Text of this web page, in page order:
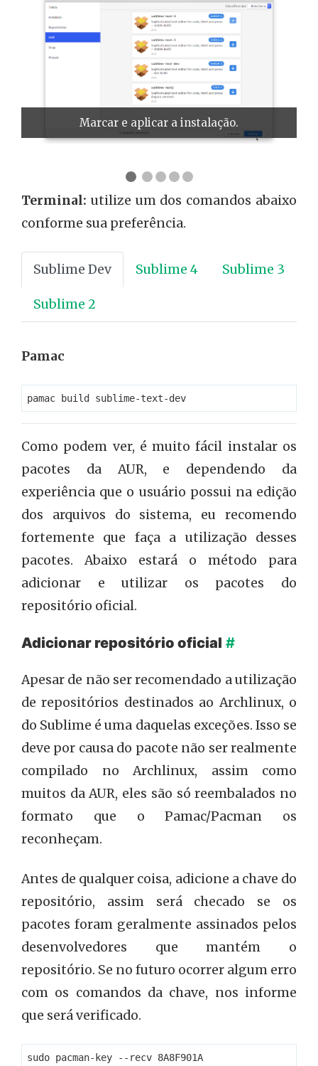
Marcar e aplicar a instalação.
Terminal: utilize um dos comandos abaixo
conforme sua preferência.
Sublime Dev Sublime 4 Sublime 3
Sublime 2
Pamac
Como podem ver, é muito fácil instalar os
pacotes da AUR, e dependendo da
experiência que o usuário possui na edição
dos arquivos do sistema, eu recomendo
fortemente que faça a utilização desses
pacotes. Abaixo estará o método para
adicionar e utilizar os pacotes do
repositório oficial.
Adicionar repositório oficial #
Apesar de não ser recomendado a utilização
de repositórios destinados ao Archlinux, o
do Sublime é uma daquelas exceções. Isso se
deve por causa do pacote não ser realmente
compilado no Archlinux, assim como
muitos da AUR, eles são só reembalados no
formato que o Pamac/Pacman os
reconheçam.
Antes de qualquer coisa, adicione a chave do
repositório, assim será checado se os
pacotes foram geralmente assinados pelos
desenvolvedores que mantém o
repositório. Se no futuro ocorrer algum erro
com os comandos da chave, nos informe
que será verificado.